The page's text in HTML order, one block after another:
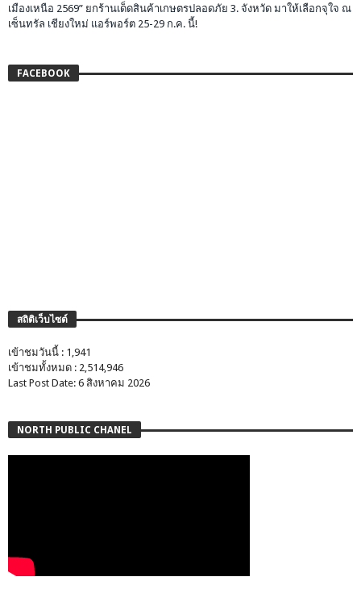
เมืองเหนือ 2569” ยกร้านเด็ดสินค้าเกษตรปลอดภัย 3. จังหวัด มาให้เลือกจุใจ ณ
เซ็นทรัล เชียงใหม่ แอร์พอร์ต 25-29 ก.ค. นี้!
FACEBOOK
สถิติเว็บไซต์
เข้าชมวันนี้ : 1,941
เข้าชมทั้งหมด : 2,514,946
Last Post Date: 6 สิงหาคม 2026
NORTH PUBLIC CHANEL